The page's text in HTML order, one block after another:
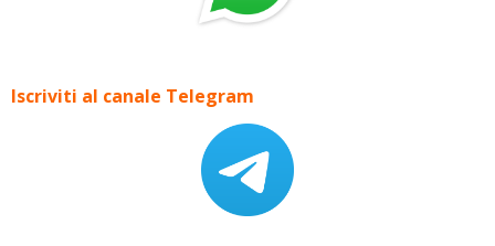
Iscriviti al canale Telegram